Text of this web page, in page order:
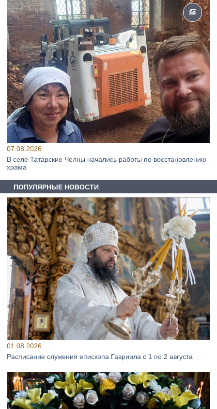
07.08.2026
В селе Татарские Челны начались работы по восстановлению
храма
ПОПУЛЯРНЫЕ НОВОСТИ
01.08.2026
Расписание служения епископа Гавриила с 1 по 2 августа